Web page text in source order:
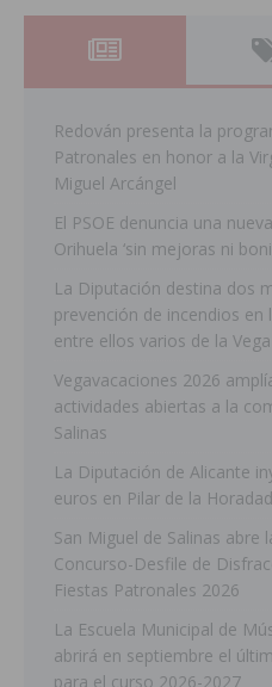
Redován presenta la
Patronales en honor a la
Miguel Arcángel
El PSOE denuncia una
Orihuela ‘sin mejoras ni
La Diputación destina dos
prevención de incendios
entre ellos varios de la
Vegavacaciones 2026
actividades abiertas a la
Salinas
La Diputación de Alicante
euros en Pilar de la
San Miguel de Salinas abre
Concurso-Desfile de
Fiestas Patronales 2026
La Escuela Municipal de
abrirá en septiembre el
para el curso 2026-2027